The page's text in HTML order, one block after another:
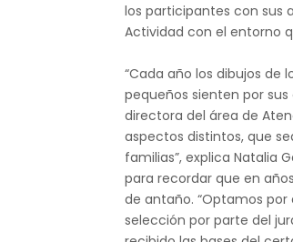
los participantes con sus
Actividad con el entorno
“Cada año los dibujos de
pequeños sienten por
directora del área de
aspectos distintos, que
familias”, explica Natalia
para recordar que en
de antaño. “Optamos
selección por parte del